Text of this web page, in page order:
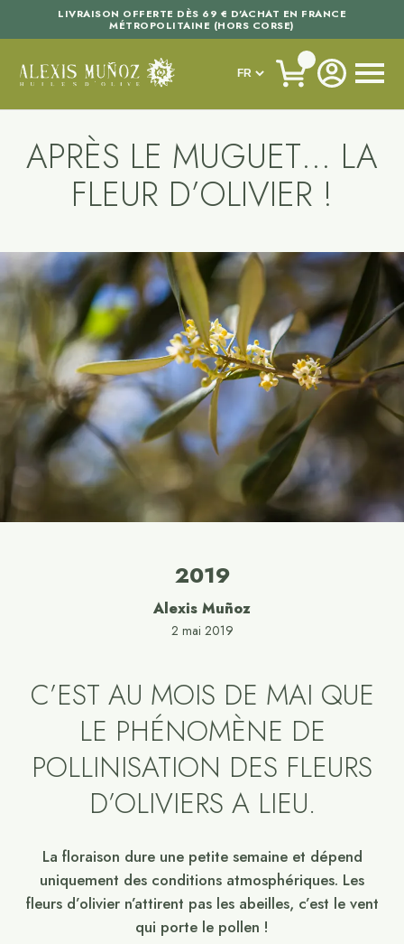
LIVRAISON OFFERTE DÈS 69 € D'ACHAT EN FRANCE
MÉTROPOLITAINE (HORS CORSE)
APRÈS LE MUGUET… LA
FLEUR D’OLIVIER !
2019
Alexis Muñoz
2 mai 2019
C’EST AU MOIS DE MAI QUE
LE PHÉNOMÈNE DE
POLLINISATION DES FLEURS
D’OLIVIERS A LIEU.
La floraison dure une petite semaine et dépend
uniquement des conditions atmosphériques. Les
fleurs d’olivier n’attirent pas les abeilles, c’est le vent
qui porte le pollen !